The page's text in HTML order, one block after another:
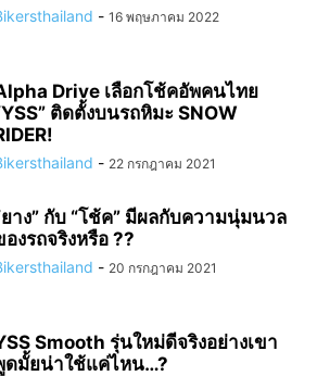
- 16 พฤษภาคม 2022
Drive เลือกโช้คอัพคนไทย
ติดตั้งบนรถหิมะ SNOW
- 22 กรกฎาคม 2021
ยาง” กับ “โช้ค” มีผลกับความนุ่มนวล
องรถจริงหรือ ??
- 20 กรกฎาคม 2021
Smooth รุ่นใหม่ดีจริงอย่างเขา
ดมั้ยน่าใช้แค่ไหน…?